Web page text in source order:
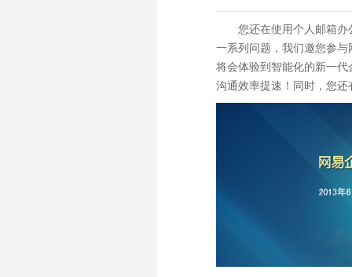
您还在使用个人邮箱
一系列问题，我们邀您参
将会体验到智能化的新一
沟通效率提速！同时，您